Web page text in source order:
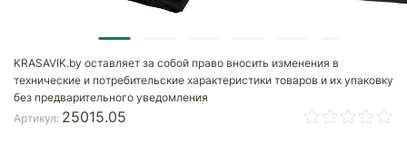
KRASAVIK.by оставляет за собой право вносить изменения в
технические и потребительские характеристики товаров и их упаковку
без предварительного уведомления
Артикул: 25015.05